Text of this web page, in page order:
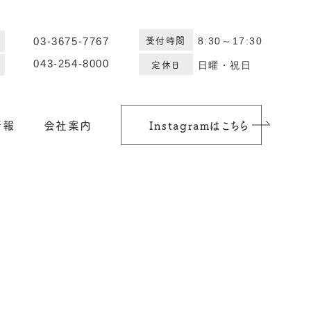
03-3675-7767
043-254-8000
受付時間 8:30～17:30
定休日 日曜・祝日
会社案内 Instagramはこちら